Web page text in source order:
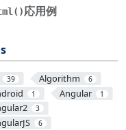
応用例
39 Algorithm 6
1 Angular 1
3
6